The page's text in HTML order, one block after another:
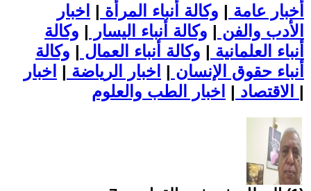
أخبار عامة | وكالة أنباء المرأة | اخبار
الأدب والفن | وكالة أنباء اليسار | وكالة
أنباء العلمانية | وكالة أنباء العمال | وكالة
أنباء حقوق الإنسان | اخبار الرياضة | اخبار
الاقتصاد | |